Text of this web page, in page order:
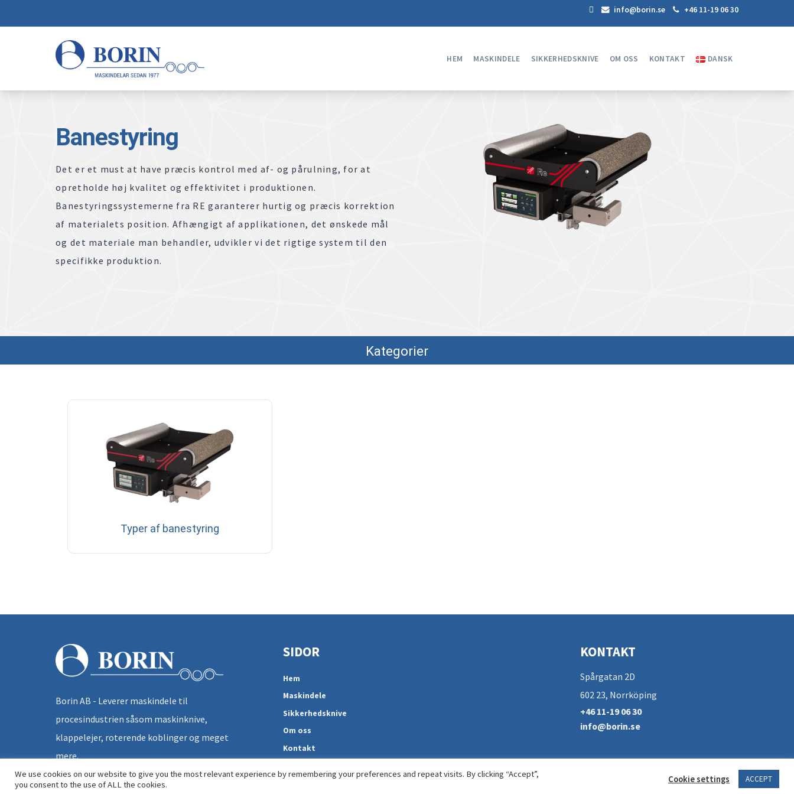
info@borin.se +46 11-19 06 30
HEM MASKINDELE SIKKERHEDSKNIVE OM OSS KONTAKT DANSK
Banestyring
Det er et must at have præcis kontrol med af- og pårulning, for at
opretholde høj kvalitet og effektivitet i produktionen.
Banestyringssystemerne fra RE garanterer hurtig og præcis korrektion
af materialets position. Afhængigt af applikationen, det ønskede mål
og det materiale man behandler, udvikler vi det rigtige system til den
specifikke produktion.
Kategorier
Typer af banestyring
We use cookies on our website to give you the most relevant experience by remembering your preferences and repeat visits. By clicking “Accept”,
you consent to the use of ALL the cookies.
Cookie settings ACCEPT
Borin AB - Leverer maskindele til
procesindustrien såsom maskinknive,
klappelejer, roterende koblinger og meget
mere.
SIDOR
Hem
Maskindele
Sikkerhedsknive
Om oss
Kontakt
KONTAKT
Spårgatan 2D
602 23, Norrköping
+46 11-19 06 30
info@borin.se